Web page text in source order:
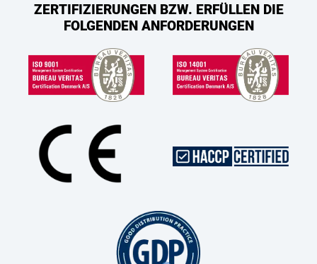
ZERTIFIZIERUNGEN BZW. ERFÜLLEN DIE
FOLGENDEN ANFORDERUNGEN